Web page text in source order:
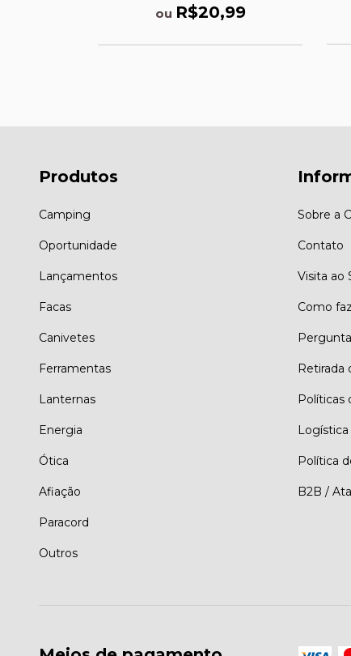
ou R$20,99
Produtos
Camping
Oportunidade
Lançamentos
Facas
Canivetes
Ferramentas
Lanternas
Energia
Ótica
Afiação
Paracord
Outros
Sobre a
Contato
Visita ao
Como
Retirada
Políticas
Política
B2B /